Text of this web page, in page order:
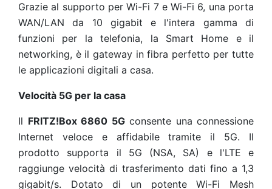
Grazie al supporto per Wi-Fi 7 e Wi-Fi 6, una porta
WAN/LAN da 10 gigabit e l'intera gamma di
funzioni per la telefonia, la Smart Home e il
networking, è il gateway in fibra perfetto per tutte
le applicazioni digitali a casa.
Velocità 5G per la casa
Il FRITZ!Box 6860 5Gconsente una connessione
Internet veloce e affidabile tramite il 5G. Il
prodotto supporta il 5G (NSA, SA) e l'LTE e
raggiunge velocità di trasferimento dati fino a 1,3
gigabit/s. Dotato di un potente Wi-Fi Mesh